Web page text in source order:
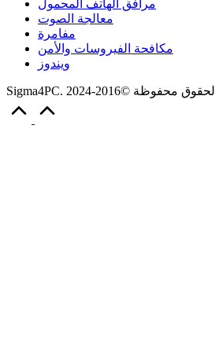
مرافق الهاتف المحمول
معالجة الصوت
مفامرة
مكافحة الفيروسات والأمن
ويندوز
Sigma4PC. الحقوق محفوظة ©2016-2024